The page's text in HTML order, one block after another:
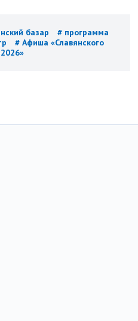
базар
# программа
# Афиша «Славянского